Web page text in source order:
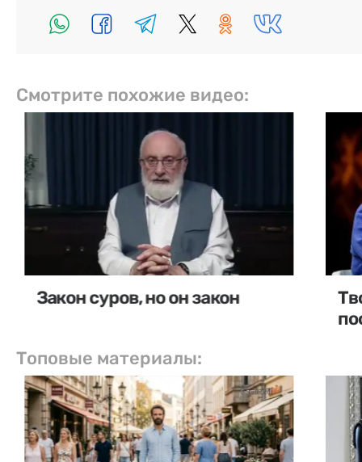
Смотрите похожие видео:
Закон суров, но он закон
Топовые материалы: